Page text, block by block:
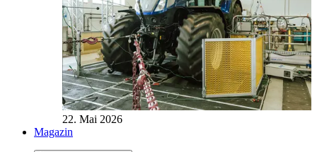
22. Mai 2026
Magazin